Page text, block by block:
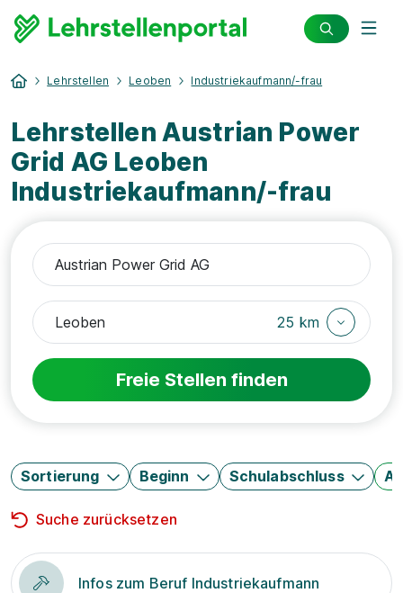
Lehrstellen Leoben Industriekaufmann/-frau
Lehrstellen Austrian Power
Grid AG Leoben
Industriekaufmann/-frau
25 km
Freie Stellen finden
Sortierung Beginn Schulabschluss
Suche zurücksetzen
Infos zum Beruf Industriekaufmann